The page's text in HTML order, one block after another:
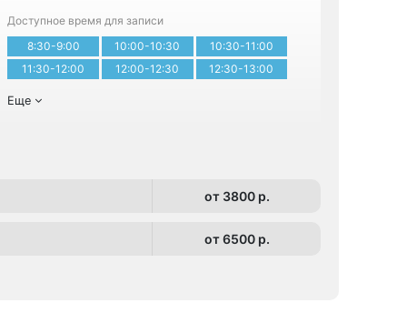
Доступное время для записи
8:30-9:00
10:00-10:30
10:30-11:00
11:30-12:00
12:00-12:30 12:30-13:00
Еще
от 3800 p.
от 6500 p.